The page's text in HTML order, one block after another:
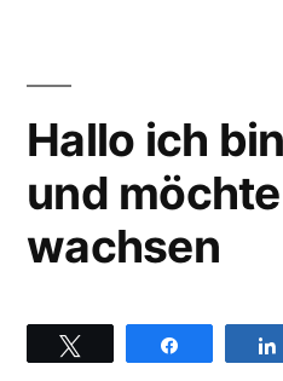
Hallo ich
und
wachsen